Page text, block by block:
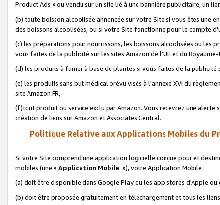
Product Ads » ou vendu sur un site lié à une bannière publicitaire, un
(b) toute boisson alcoolisée annoncée sur votre Site si vous êtes une
des boissons alcoolisées, ou si votre Site fonctionne pour le compte
(c) les préparations pour nourrissons, les boissons alcoolisées ou les
vous faites de la publicité sur les sites Amazon de l'UE et du Royaume-
(d) les produits à fumer à base de plantes si vous faites de la publicité
(e) les produits sans but médical prévu visés à l'annexe XVI du
site Amazon FR,
(f)tout produit ou service exclu par Amazon. Vous recevrez une alerte
création de liens sur Amazon et Associates Central.
Politique Relative aux Applications Mobiles du
Si votre Site comprend une application logicielle conçue pour et
mobiles (une « Application Mobile »), votre Application Mobile :
(a) doit être disponible dans Google Play ou les app stores d'Apple ou
(b) doit être proposée gratuitement en téléchargement et tous les